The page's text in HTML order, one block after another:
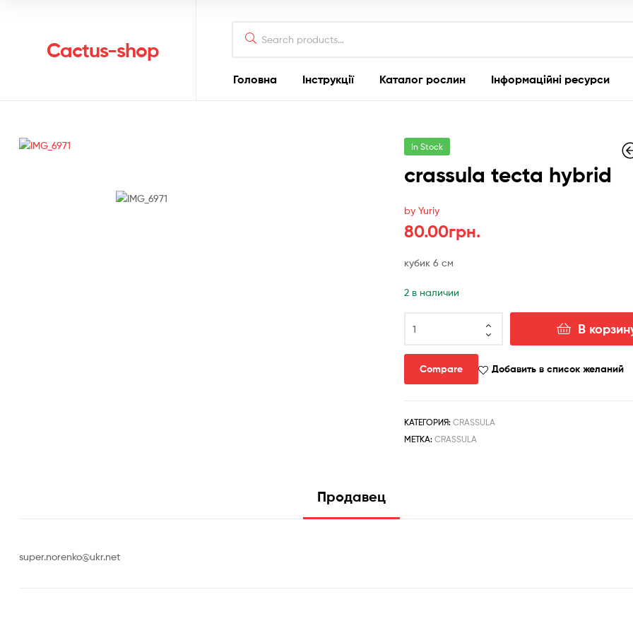
Cactus-shop
for:
Головна Інструкції Каталог рослин Інформаційні ресурси
In Stock
crassula tecta hybrid
by Yuriy
80.00грн.
кубик 6 см
2 в наличии
товара
tecta
hybrid
В
Compare Добавить в список желаний
КАТЕГОРИЯ: CRASSULA
МЕТКА: CRASSULA
Продавец
super.norenko@ukr.net